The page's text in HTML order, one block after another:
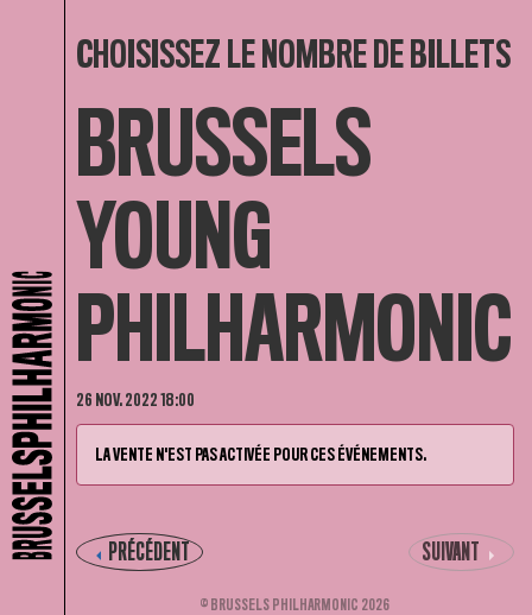
CHOISISSEZ LE NOMBRE DE BILLETS
BRUSSELS
YOUNG
PHILHARMONIC
26 NOV. 2022 18:00
LA VENTE N'EST PAS ACTIVÉE POUR CES ÉVÉNEMENTS.
SUIVANT
PRÉCÉDENT
© BRUSSELS PHILHARMONIC 2026